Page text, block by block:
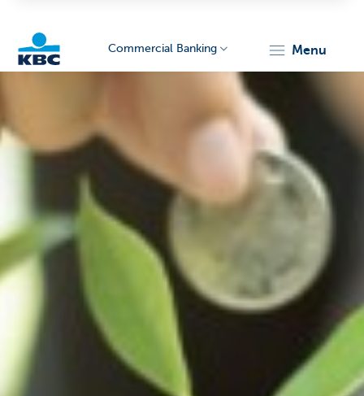
Corporate
Commercial Banking menu